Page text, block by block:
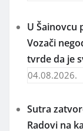
U Šainovcu
Vozači
tvrde da je
04.08.2026.
Sutra
Radovi na